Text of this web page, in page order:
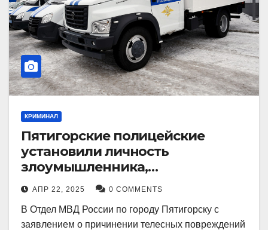
КРИМИНАЛ
Пятигорские полицейские
установили личность
злоумышленника,
причинившего телесные
повреждения местному жителю
АПР 22, 2025 0 COMMENTS
В Отдел МВД России по городу Пятигорску с
заявлением о причинении телесных повреждений